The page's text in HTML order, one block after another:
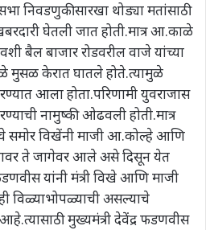
निवडणुकीसारखा थोड्या मतांसाठी
घेतली जात होती.मात्र आ.काळे
बैल बाजार रोडवरील वाजे यांच्या
मुसळ केरात घातले होते.त्यामुळे
आला होता.परिणामी युवराजास
नामुष्की ओढवली होती.मात्र
समोर विखेंनी माजी आ.कोल्हे आणि
ते जागेवर आले असे दिसून येत
यांनी मंत्री विखे आणि माजी
विळ्याभोपळ्याची असल्याचे
मुख्यमंत्री देवेंद्र फडणवीस